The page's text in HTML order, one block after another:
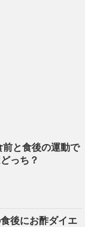
と食後の運動で
っち？
後にお酢ダイエ